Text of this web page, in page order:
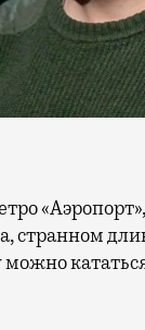
странном